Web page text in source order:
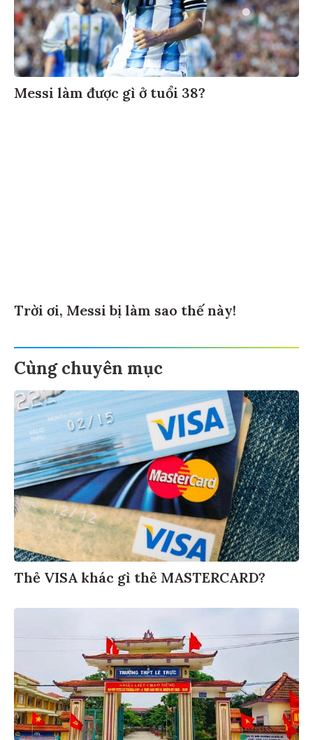
Messi làm được gì ở tuổi 38?
Trời ơi, Messi bị làm sao thế này!
Cùng chuyên mục
Thẻ VISA khác gì thẻ MASTERCARD?